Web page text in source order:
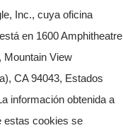
Inc., cuya oficina
en 1600 Amphitheatre
Mountain View
CA 94043, Estados
información obtenida a
estas cookies se